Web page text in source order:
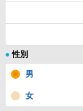
● 性別
男
女